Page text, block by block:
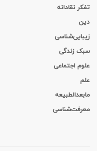
تفکر نقادانه
دین
زیبایی‌شناسی
سبک زندگی
علوم اجتماعی
علم
مابعدالطبیعه
معرفت‌شناسی